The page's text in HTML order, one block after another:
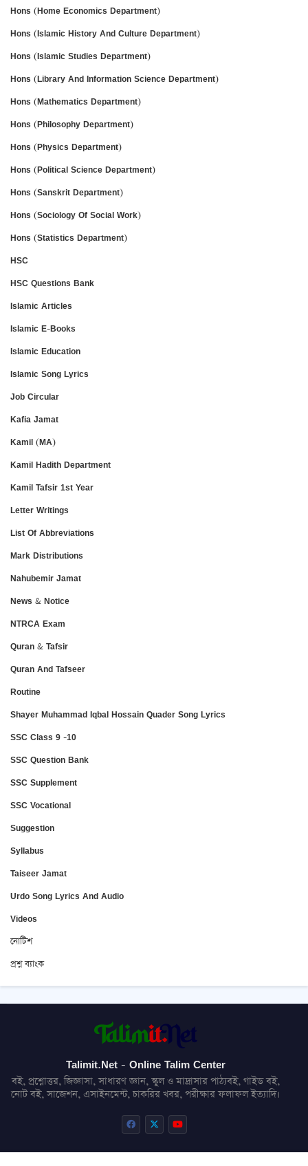
Hons (Home Economics Department)
Hons (Islamic History And Culture Department)
Hons (Islamic Studies Department)
Hons (Library And Information Science Department)
Hons (Mathematics Department)
Hons (Philosophy Department)
Hons (Physics Department)
Hons (Political Science Department)
Hons (Sanskrit Department)
Hons (Sociology Of Social Work)
Hons (Statistics Department)
HSC
HSC Questions Bank
Islamic Articles
Islamic E-Books
Islamic Education
Islamic Song Lyrics
Job Circular
Kafia Jamat
Kamil (MA)
Kamil Hadith Department
Kamil Tafsir 1st Year
Letter Writings
List Of Abbreviations
Mark Distributions
Nahubemir Jamat
News & Notice
NTRCA Exam
Quran & Tafsir
Quran And Tafseer
Routine
Shayer Muhammad Iqbal Hossain Quader Song Lyrics
SSC Class 9 -10
SSC Question Bank
SSC Supplement
SSC Vocational
Suggestion
Syllabus
Taiseer Jamat
Urdo Song Lyrics And Audio
Videos
নোটিশ
প্রশ্ন ব্যাংক
Talimit.Net - Online Talim Center
বই, প্রশ্নোত্তর, জিজ্ঞাসা, সাধারণ জ্ঞান, স্কুল ও মাদ্রাসার পাঠ্যবই, গাইড বই,
নোট বই, সাজেশন, এসাইনমেন্ট, চাকরির খবর, পরীক্ষার ফলাফল ইত্যাদি।